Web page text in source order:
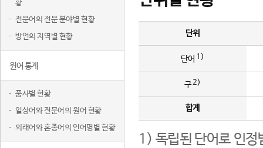
황
전문어의 전문 분야별 현황
방언의 지역별 현황
원어 통계
품사별 현황
일상어와 전문어의 원어 현황
외래어와 혼종어의 언어명별 현황
단위
단어 1)
구2)
합계
1) 독립된 단어로 인정